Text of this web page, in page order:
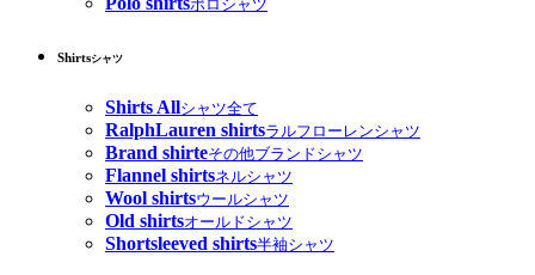
ポロシャツ
Shirtsシャツ
Shirts Allシャツ全て
RalphLauren shirtsラルフローレンシャツ
Brand shirteその他ブランドシャツ
Flannel shirtsネルシャツ
Wool shirtsウールシャツ
Old shirtsオールドシャツ
Shortsleeved shirts半袖シャツ